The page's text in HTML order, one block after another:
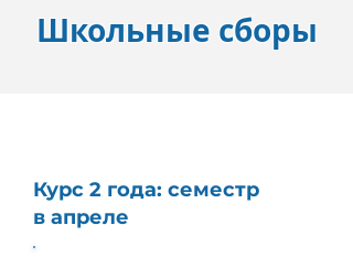
Школьные сборы
Курс 2 года: семестр
в апреле